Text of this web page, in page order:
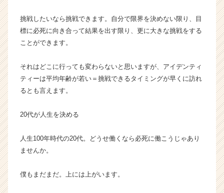
挑戦したいなら挑戦できます。自分で限界を決めない限り、目
標に必死に向き合って結果を出す限り、更に大きな挑戦をする
ことができます。
それはどこに行っても変わらないと思いますが、アイデンティ
ティーは平均年齢が若い＝挑戦できるタイミングが早くに訪れ
るとも言えます。
20代が人生を決める
人生100年時代の20代。どうせ働くなら必死に働こうじゃあり
ませんか。
僕もまだまだ。上には上がいます。